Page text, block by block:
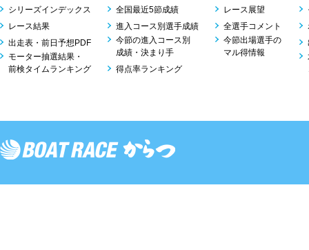
シリーズインデックス
レース結果
出走表・前日予想PDF
モーター抽選結果・
前検タイムランキング
全国最近5節成績
進入コース別選手成績
今節の進入コース別
成績・決まり手
得点率ランキング
レース展望
全選手コメント
今節出場選手の
マル得情報